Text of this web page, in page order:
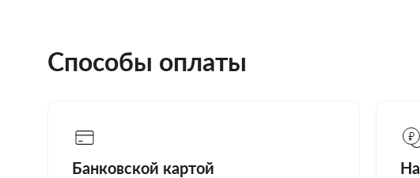
Способы оплаты
Банковской картой